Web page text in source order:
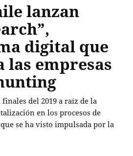
lanzan
digital que
las empresas
del 2019 a raíz de la
en los procesos de
se ha visto impulsada por la